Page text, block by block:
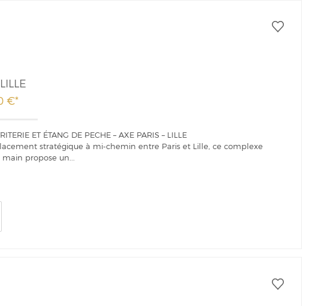
€*
ET ÉTANG DE PECHE – AXE PARIS – LILLE
stratégique à mi-chemin entre Paris et Lille, ce complexe
propose un...